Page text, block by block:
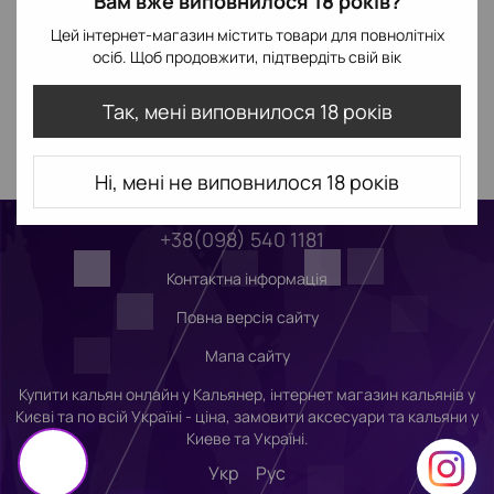
Цей інтернет-магазин містить товари для повнолітніх
осіб. Щоб продовжити, підтвердіть свій вік
Так, мені виповнилося 18 років
Ні, мені не виповнилося 18 років
+38(098) 540 1181
Контактна інформація
Повна версія сайту
Мапа сайту
Купити кальян онлайн у Кальянер, інтернет магазин кальянів у
Києві та по всій Україні - ціна, замовити аксесуари та кальяни у
Киеве та Україні.
Укр Рус